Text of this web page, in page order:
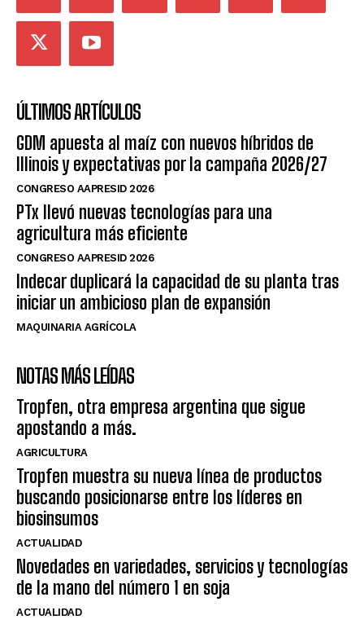
ÚLTIMOS ARTÍCULOS
GDM apuesta al maíz con nuevos híbridos de
Illinois y expectativas por la campaña 2026/27
CONGRESO AAPRESID 2026
PTx llevó nuevas tecnologías para una
agricultura más eficiente
CONGRESO AAPRESID 2026
Indecar duplicará la capacidad de su planta tras
iniciar un ambicioso plan de expansión
MAQUINARIA AGRÍCOLA
NOTAS MÁS LEÍDAS
Tropfen, otra empresa argentina que sigue
apostando a más.
AGRICULTURA
Tropfen muestra su nueva línea de productos
buscando posicionarse entre los líderes en
biosinsumos
ACTUALIDAD
Novedades en variedades, servicios y tecnologías
de la mano del número 1 en soja
ACTUALIDAD